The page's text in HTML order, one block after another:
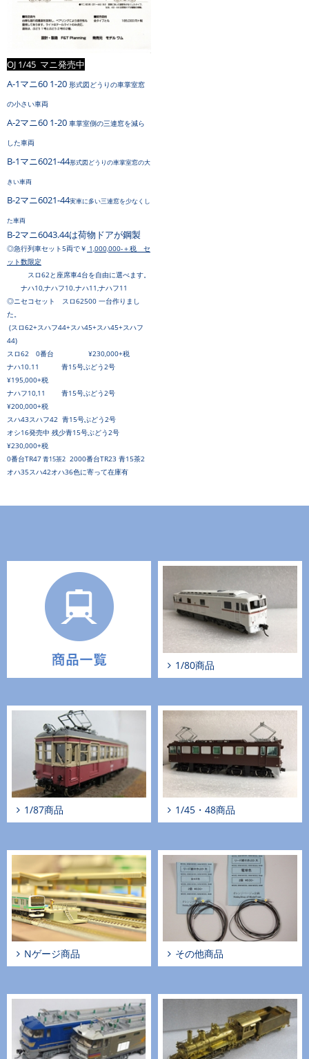
OJ 1/45 マニ発売中
A-1マニ60 1-20 形式図どうりの車掌室窓
の小さい車両
A-2マニ60 1-20 車掌室側の三連窓を減ら
した車両
B-1マニ6021-44形式図どうりの車掌室窓の大
きい車両
B-2マニ6021-44実車に多い三連窓を少なくし
た車両
B-2マニ6043.44は荷物ドアが鋼製
◎急行列車セット5両で￥ 1,000,000-＋税 セ
ット数限定
スロ62と座席車4台を自由に選べます。
ナハ10,ナハフ10.ナハ11,ナハフ11
◎ニセコセット スロ62500 一台作りまし
た。
(スロ62+スハフ44+スハ45+スハ45+スハフ
44)
スロ62 0番台
¥230,000+税
ナハ10.11 青15号ぶどう2号
¥195,000+税
ナハフ10,11 青15号ぶどう2号
¥200,000+税
スハ43スハフ42 青15号ぶどう2号
オシ16発売中 残少青15号ぶどう2号
¥230,000+税
0番台TR47青15茶2 2000番台TR23 青15茶2
オハ35スハ42オハ36色に寄って在庫有
1/80商品
1/87商品 1/45・48商品
Nゲージ商品 その他商品